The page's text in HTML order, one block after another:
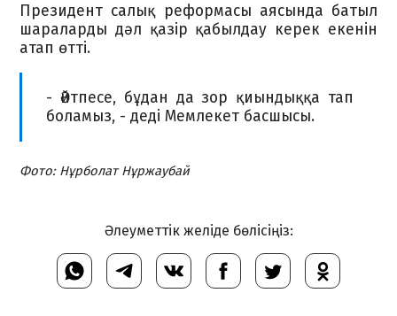
Әлеуметтік желіде бөлісіңіз:
Президент салық реформасы аясында батыл
шараларды дәл қазір қабылдау керек екенін
атап өтті.
- Әйтпесе, бұдан да зор қиындыққа тап
боламыз, - деді Мемлекет басшысы.
Фото: Нұрболат Нұржаубай